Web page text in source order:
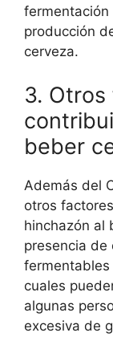
fermentación
producción
cerveza.
3.
beber
Además del
otros
hinchazón al
presencia
fermentables
cuales
algunas
excesiva de